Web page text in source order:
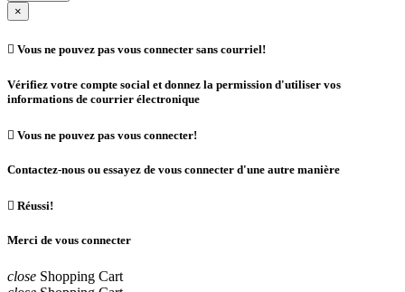
×
 Vous ne pouvez pas vous connecter sans courriel!
Vérifiez votre compte social et donnez la permission d'utiliser vos
informations de courrier électronique
 Vous ne pouvez pas vous connecter!
Contactez-nous ou essayez de vous connecter d'une autre manière
 Réussi!
Merci de vous connecter
close Shopping Cart